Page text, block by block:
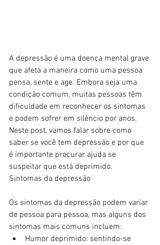
A depressão é uma doença mental grave
que afeta a maneira como uma pessoa
pensa, sente e age. Embora seja uma
condição comum, muitas pessoas têm
dificuldade em reconhecer os sintomas
e podem sofrer em silêncio por anos.
Neste post, vamos falar sobre como
saber se você tem depressão e por que
é importante procurar ajuda se
suspeitar que está deprimido.
Sintomas da depressão
Os sintomas da depressão podem variar
de pessoa para pessoa, mas alguns dos
sintomas mais comuns incluem:
Humor deprimido: sentindo-se